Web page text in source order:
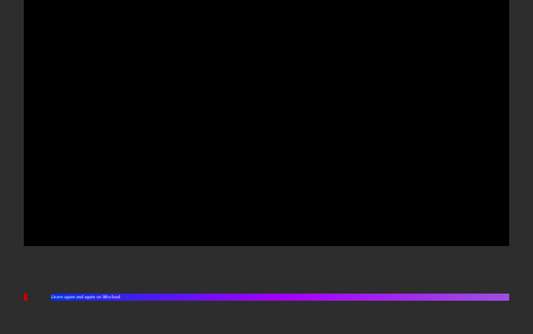
Listen again and again on Mixcloud